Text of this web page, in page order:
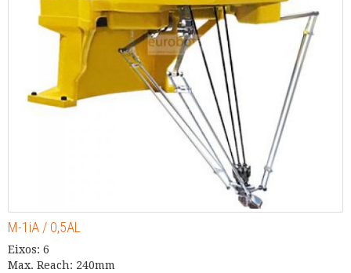
M-1iA / 0,5AL
Eixos: 6
Max. Reach: 240mm